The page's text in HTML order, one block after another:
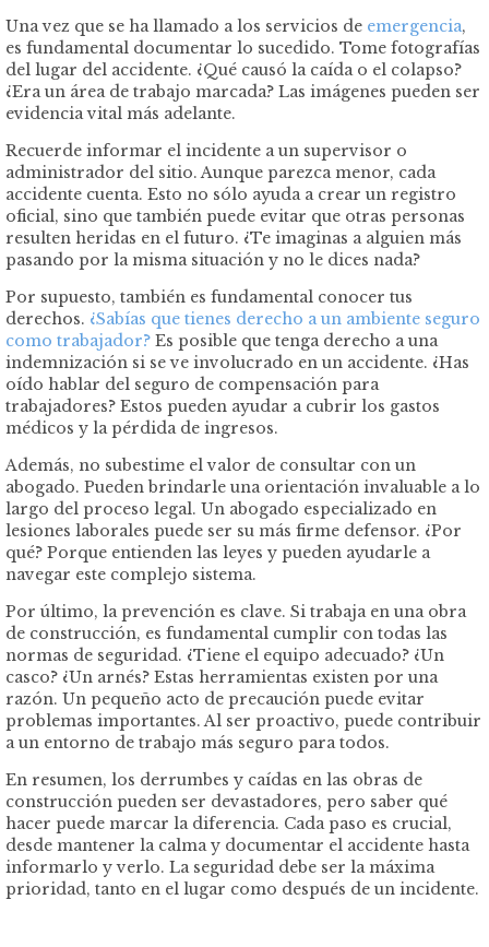
Una vez que se ha llamado a los servicios de emergencia,
es fundamental documentar lo sucedido. Tome fotografías
del lugar del accidente. ¿Qué causó la caída o el colapso?
¿Era un área de trabajo marcada? Las imágenes pueden ser
evidencia vital más adelante.
Recuerde informar el incidente a un supervisor o
administrador del sitio. Aunque parezca menor, cada
accidente cuenta. Esto no sólo ayuda a crear un registro
oficial, sino que también puede evitar que otras personas
resulten heridas en el futuro. ¿Te imaginas a alguien más
pasando por la misma situación y no le dices nada?
Por supuesto, también es fundamental conocer tus
derechos. ¿Sabías que tienes derecho a un ambiente seguro
como trabajador? Es posible que tenga derecho a una
indemnización si se ve involucrado en un accidente. ¿Has
oído hablar del seguro de compensación para
trabajadores? Estos pueden ayudar a cubrir los gastos
médicos y la pérdida de ingresos.
Además, no subestime el valor de consultar con un
abogado. Pueden brindarle una orientación invaluable a lo
largo del proceso legal. Un abogado especializado en
lesiones laborales puede ser su más firme defensor. ¿Por
qué? Porque entienden las leyes y pueden ayudarle a
navegar este complejo sistema.
Por último, la prevención es clave. Si trabaja en una obra
de construcción, es fundamental cumplir con todas las
normas de seguridad. ¿Tiene el equipo adecuado? ¿Un
casco? ¿Un arnés? Estas herramientas existen por una
razón. Un pequeño acto de precaución puede evitar
problemas importantes. Al ser proactivo, puede contribuir
a un entorno de trabajo más seguro para todos.
En resumen, los derrumbes y caídas en las obras de
construcción pueden ser devastadores, pero saber qué
hacer puede marcar la diferencia. Cada paso es crucial,
desde mantener la calma y documentar el accidente hasta
informarlo y verlo. La seguridad debe ser la máxima
prioridad, tanto en el lugar como después de un incidente.